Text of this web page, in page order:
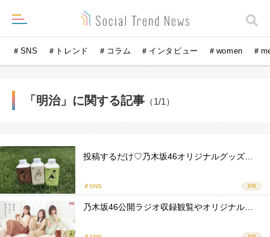
＃SNS ＃トレンド ＃コラム ＃インタビュー ＃women ＃
「明治」に関する記事 （1/1）
投稿するだけ♡乃木坂46オリジナルグッズ…
＃SNS PR
乃木坂46公開ラジオ収録観覧やオリジナル…